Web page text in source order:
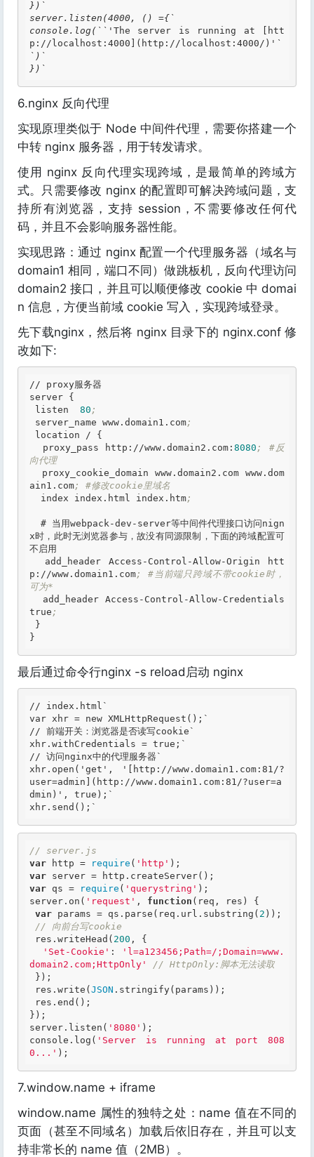
})`
server.listen(4000, () ={`
console.log(``' The server is running at [htt
p://localhost:4000](http://localhost:4000/) '`
`)`
})`
6.nginx 反向代理
实现原理类似于 Node 中间件代理，需要你搭建一个
中转 nginx 服务器，用于转发请求。
使用 nginx 反向代理实现跨域，是最简单的跨域方
式。只需要修改 nginx 的配置即可解决跨域问题，支
持所有浏览器，支持 session，不需要修改任何代
码，并且不会影响服务器性能。
实现思路：通过 nginx 配置一个代理服务器（域名与
domain1 相同，端口不同）做跳板机，反向代理访问
domain2 接口，并且可以顺便修改 cookie 中 domai
n 信息，方便当前域 cookie 写入，实现跨域登录。
先下载nginx，然后将 nginx 目录下的 nginx.conf 修
改如下:
// proxy服务器
server {
listen 80 ;
server_name www .domain1 .com;
  proxy_pass http://www
.domain2 .com :8080 ; #反
向代理
  proxy_cookie_domain www
.domain2 .com www .dom
ain1 .com; #修改cookie里域名
  index index
.html index .htm;
# 当用webpack-dev-server等中间件代理接口访问nign
x时，此时无浏览器参与，故没有同源限制，下面的跨域配置可
不启用
p://www .domain1 .com; #当前端只跨域不带cookie时，
可为*
true ;
}
最后通过命令行nginx -s reload启动 nginx
// index.html`
var xhr = new XMLHttpRequest();`
// 前端开关：浏览器是否读写cookie`
xhr.withCredentials = true;`
// 访问nginx中的代理服务器`
xhr.open('get', '[
http://www.domain1.com:81/?
user=admin ]( http://www.domain1.com:81/?user=a
dmin )', true);`
xhr.send();`
// server.js
var http = require ( 'http'
var
var qs = require ( 'querystring' );
server.on( 'request' , function (req, res)
{
var params = qs.parse(req.url.substring( 2 ));
// 向前台写cookie
res.writeHead( 200 , {
'Set-Cookie' :
'l=a123456;Path=/;Domain=www.
domain2.com;HttpOnly'
// HttpOnly:脚本无法读取
res.write( JSON .stringify(params));
});
server.listen( '8080' );
console.log( 'Server is running at port 808
0...' );
7.window.name + iframe
window.name 属性的独特之处：name 值在不同的
页面（甚至不同域名）加载后依旧存在，并且可以支
持非常长的 name 值（2MB）。